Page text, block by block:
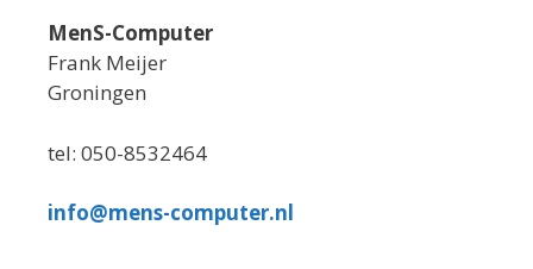
MenS-Computer
Frank Meijer
Groningen
tel: 050-8532464
info@mens-computer.nl